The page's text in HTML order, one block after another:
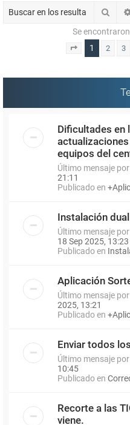
Se
Página 1de 14
1 2 3
Dificultades en
equipos del
Último mensaje por
21:11
Publicado en
Instalación
Último mensaje por
18 Sep 2025, 13:23
Publicado en
Aplicación
Último mensaje por
2025, 13:21
Publicado en
Enviar todos
Último mensaje por
10:45
Publicado en
Recorte a las
viene.